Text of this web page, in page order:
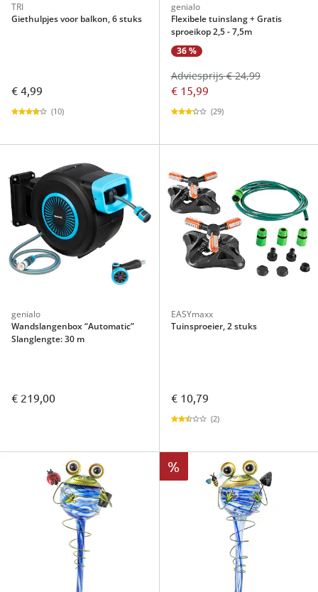
TRI
Giethulpjes voor balkon, 6 stuks
€ 4,99
(10)
genialo
Flexibele tuinslang + Gratis
sproeikop 2,5 - 7,5m
36 %
€ 15,99
Adviesprijs € 24,99
(29)
genialo
Wandslangenbox “Automatic”
Slanglengte: 30 m
€ 219,00
EASYmaxx
Tuinsproeier, 2 stuks
€ 10,79
(2)
%